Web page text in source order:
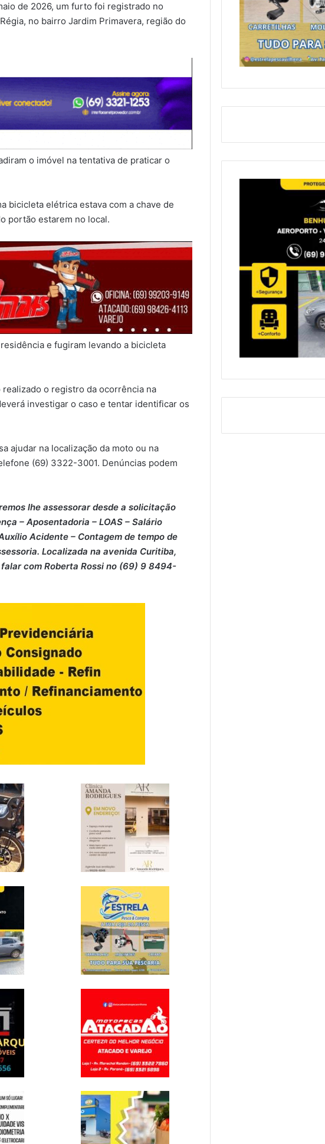
de 2026, um furto foi registrado no
no bairro Jardim Primavera, região do
o imóvel na tentativa de praticar o
bicicleta elétrica estava com a chave de
portão estarem no local.
e fugiram levando a bicicleta
o registro da ocorrência na
investigar o caso e tentar identificar os
ajudar na localização da moto ou na
(69) 3322-3001. Denúncias podem
lhe assessorar desde a solicitação
– ⁠Aposentadoria – ⁠LOAS – ⁠Salário
Acidente – ⁠Contagem de tempo de
Localizada na avenida Curitiba,
com Roberta Rossi no (69) 9 8494-